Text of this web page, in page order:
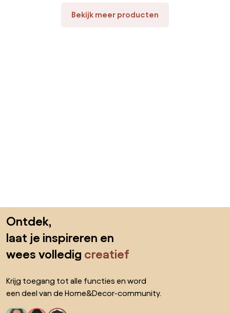
Bekijk meer producten
Ontdek,
laat je inspireren en
wees volledig creatief
Krijg toegang tot alle functies en word
een deel van de Home&Decor-community.